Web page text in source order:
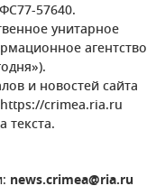
57640.
унитарное
агентство
и новостей сайта
crimea.ria.ru
текста.
news.crimea@ria.ru